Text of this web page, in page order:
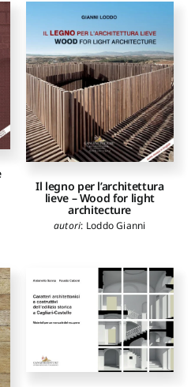
Il legno per l’architettura
lieve – Wood for light
architecture
autori: Loddo Gianni